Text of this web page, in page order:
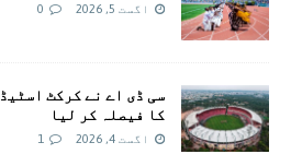
اگست 5, 2026 0
سی ڈی اے نے کرکٹ
کا فیصلہ کر لیا
اگست 4, 2026 1